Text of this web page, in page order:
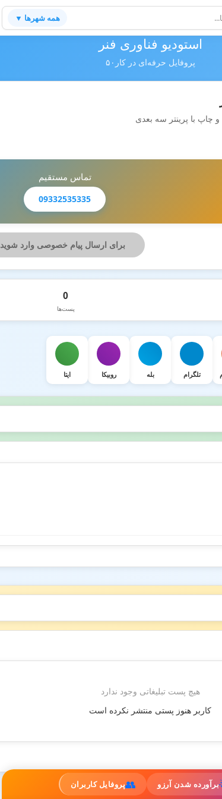
همه شهرها ▼
برآورده شدن آرزو 👥پروفایل کاربران
استودیو فناوری فنر
پروفایل حرفه‌ای در کار۵۰
با پرینتر سه بعدی
تماس مستقیم
09332535335
برای ارسال پیام خصوصی وارد شوید
0
پست‌ها
تلگرام بله روبیکا ایتا
هیچ پست تبلیغاتی وجود ندارد
کاربر هنوز پستی منتشر نکرده است